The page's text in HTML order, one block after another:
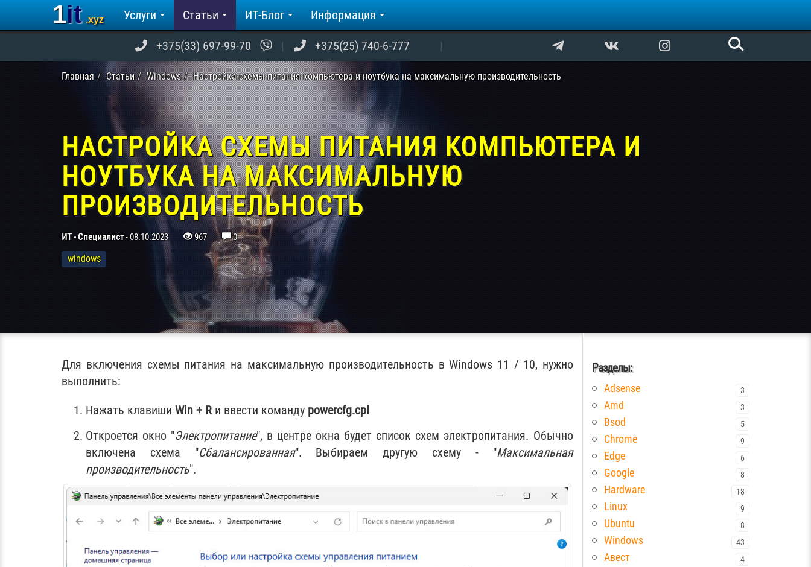
+375(33) 697-99-70 +375(25) 740-6-777
1it .xyz Услуги Статьи ИТ-Блог Информация
Главная Статьи Windows Настройка схемы питания компьютера и ноутбука на максимальную производительность
НАСТРОЙКА СХЕМЫ ПИТАНИЯ КОМПЬЮТЕРА И
НОУТБУКА НА МАКСИМАЛЬНУЮ
ПРОИЗВОДИТЕЛЬНОСТЬ
ИТ - Специалист-08.10.2023 967 0
windows
Для включения схемы питания на максимальную производительность в Windows 11 / 10, нужно
выполнить:
Нажать клавиши Win + R и ввести команду powercfg.cpl
Откроется окно "Электропитание", в центре окна будет список схем электропитания. Обычно
включена схема "Сбалансированная". Выбираем другую схему - "Максимальная
производительность".
Разделы:
Adsense 3
Amd 3
Bsod 5
Chrome 9
Edge 6
Google 8
Hardware 18
Linux 9
Ubuntu 8
Windows 43
Авест 4